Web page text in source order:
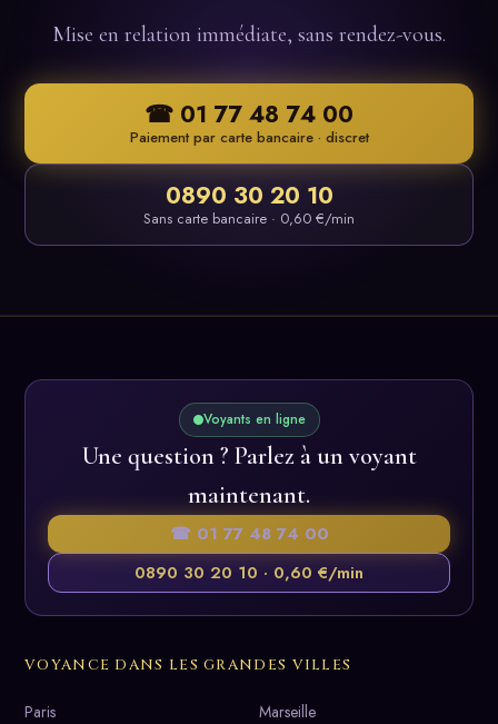
Mise en relation immédiate, sans rendez-vous.
☎ 01 77 48 74 00
Paiement par carte bancaire · discret
0890 30 20 10
Sans carte bancaire · 0,60 €/min
Voyants en ligne
Une question ? Parlez à un voyant
maintenant.
☎ 01 77 48 74 00
0890 30 20 10 · 0,60 €/min
VOYANCE DANS LES GRANDES VILLES
Paris Marseille